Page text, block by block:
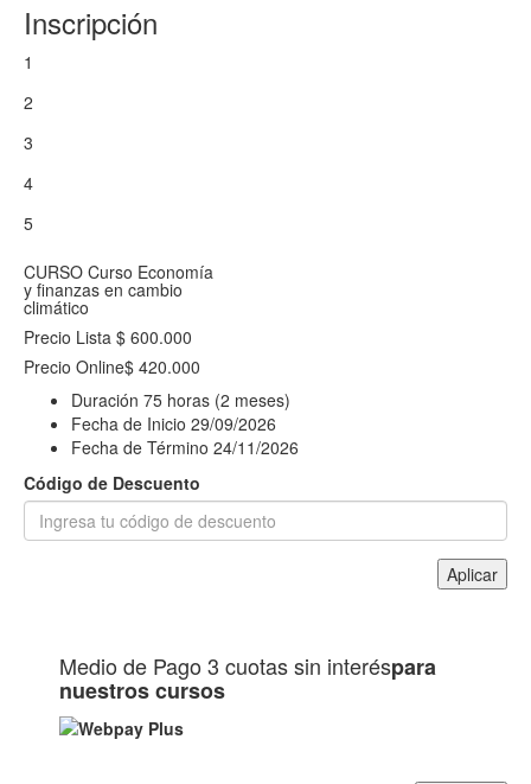
Inscripción
1
2
3
4
5
CURSO Curso Economía
y finanzas en cambio
climático
Precio Lista $ 600.000
Precio Online$ 420.000
Duración 75 horas (2 meses)
Fecha de Inicio 29/09/2026
Fecha de Término 24/11/2026
Código de Descuento
Aplicar
Medio de Pago 3 cuotas sin interéspara
nuestros cursos